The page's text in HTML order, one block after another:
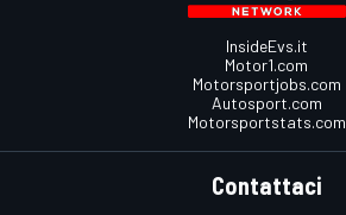
InsideEvs.it
Motor1.com
Motorsportjobs.com
Autosport.com
Motorsportstats.com
Contattaci